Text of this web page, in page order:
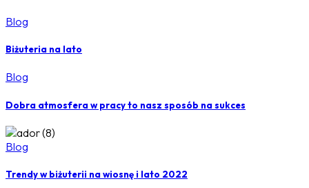
Blog
Biżuteria na lato
Blog
Dobra atmosfera w pracy to nasz sposób na sukces
Blog
Trendy w biżuterii na wiosnę i lato 2022